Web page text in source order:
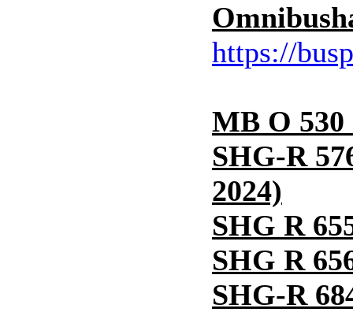
https://
MB O
SHG-R
2024)
SHG R
SHG R
SHG-R